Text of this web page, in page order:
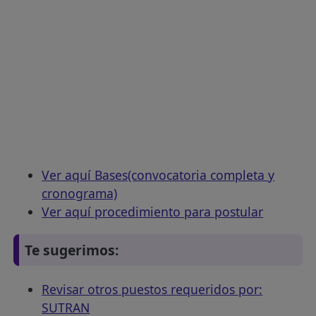
Ver aquí Bases(convocatoria completa y
cronograma)
Ver aquí procedimiento para postular
Te sugerimos:
Revisar otros puestos requeridos por:
SUTRAN